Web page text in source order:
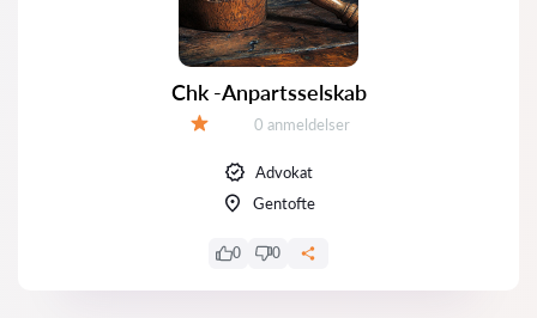
Chk -Anpartsselskab
Anmeldelser:
0 anmeldelser
Advokat
Gentofte
0 0